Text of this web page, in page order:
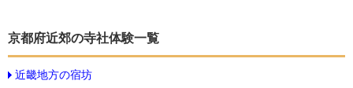
京都府近郊の寺社体験一覧
近畿地方の宿坊